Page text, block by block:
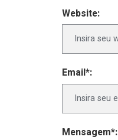
Website:
Email*:
Mensagem*: